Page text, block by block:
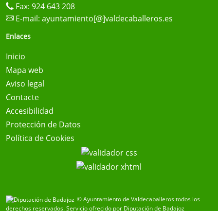
Fax: 924 643 208
E-mail: ayuntamiento[@]valdecaballeros.es
Enlaces
Inicio
Mapa web
Aviso legal
Contacte
Accesibilidad
Protección de Datos
Política de Cookies
© Ayuntamiento de Valdecaballeros todos los
derechos reservados.Servicio ofrecido por Diputación de Badajoz